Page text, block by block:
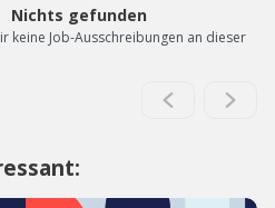
Nichts gefunden
keine Job-Ausschreibungen an dieser